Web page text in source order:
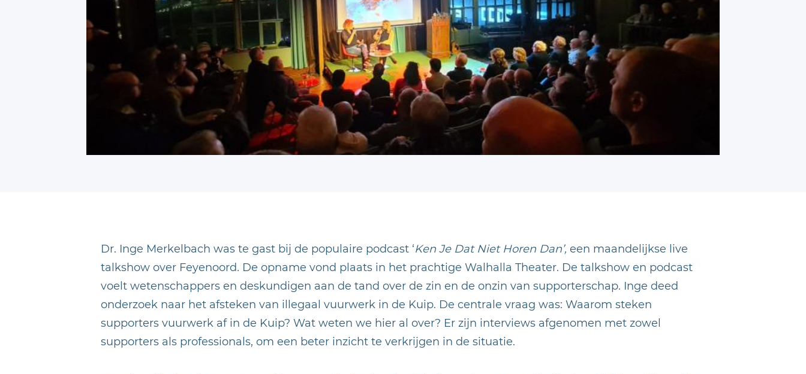
Dr. Inge Merkelbach was te gast bij de populaire podcast ‘Ken Je Dat Niet Horen Dan’, een maandelijkse live
talkshow over Feyenoord. De opname vond plaats in het prachtige Walhalla Theater. De talkshow en podcast
voelt wetenschappers en deskundigen aan de tand over de zin en de onzin van supporterschap. Inge deed
onderzoek naar het afsteken van illegaal vuurwerk in de Kuip. De centrale vraag was: Waarom steken
supporters vuurwerk af in de Kuip? Wat weten we hier al over? Er zijn interviews afgenomen met zowel
supporters als professionals, om een beter inzicht te verkrijgen in de situatie.